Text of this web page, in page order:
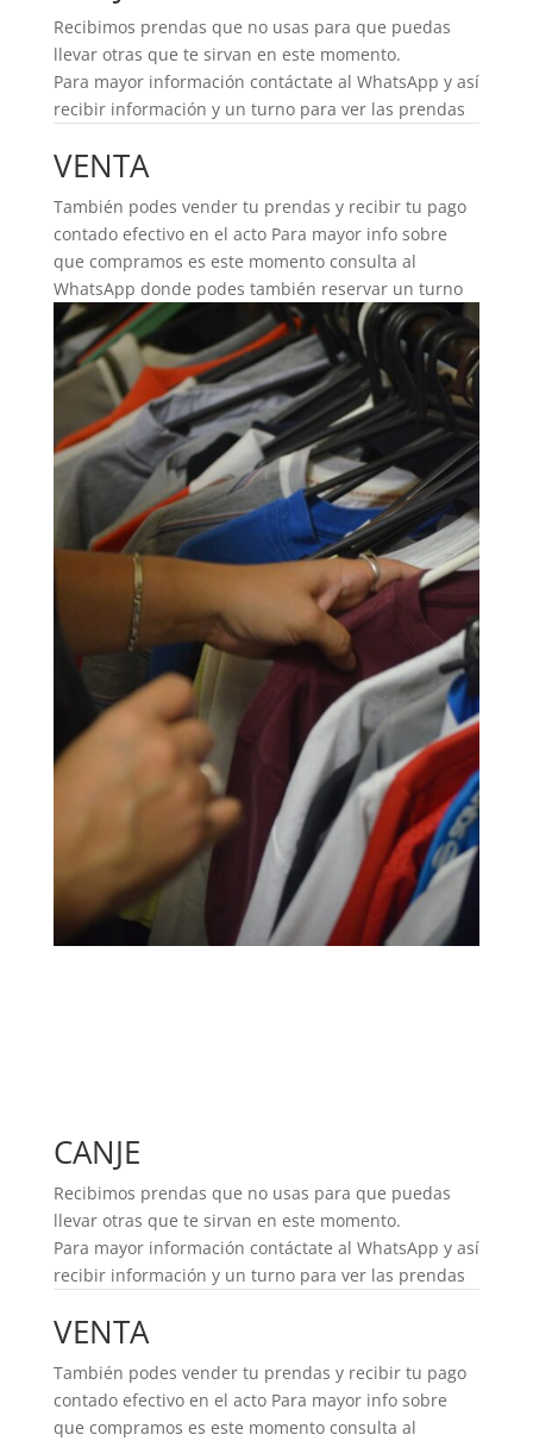
Recibimos prendas que no usas para que puedas
llevar otras que te sirvan en este momento.
Para mayor información contáctate al WhatsApp y así
recibir información y un turno para ver las prendas
VENTA
También podes vender tu prendas y recibir tu pago
contado efectivo en el acto Para mayor info sobre
que compramos es este momento consulta al
WhatsApp donde podes también reservar un turno
CANJE
Recibimos prendas que no usas para que puedas
llevar otras que te sirvan en este momento.
Para mayor información contáctate al WhatsApp y así
recibir información y un turno para ver las prendas
VENTA
También podes vender tu prendas y recibir tu pago
contado efectivo en el acto Para mayor info sobre
que compramos es este momento consulta al